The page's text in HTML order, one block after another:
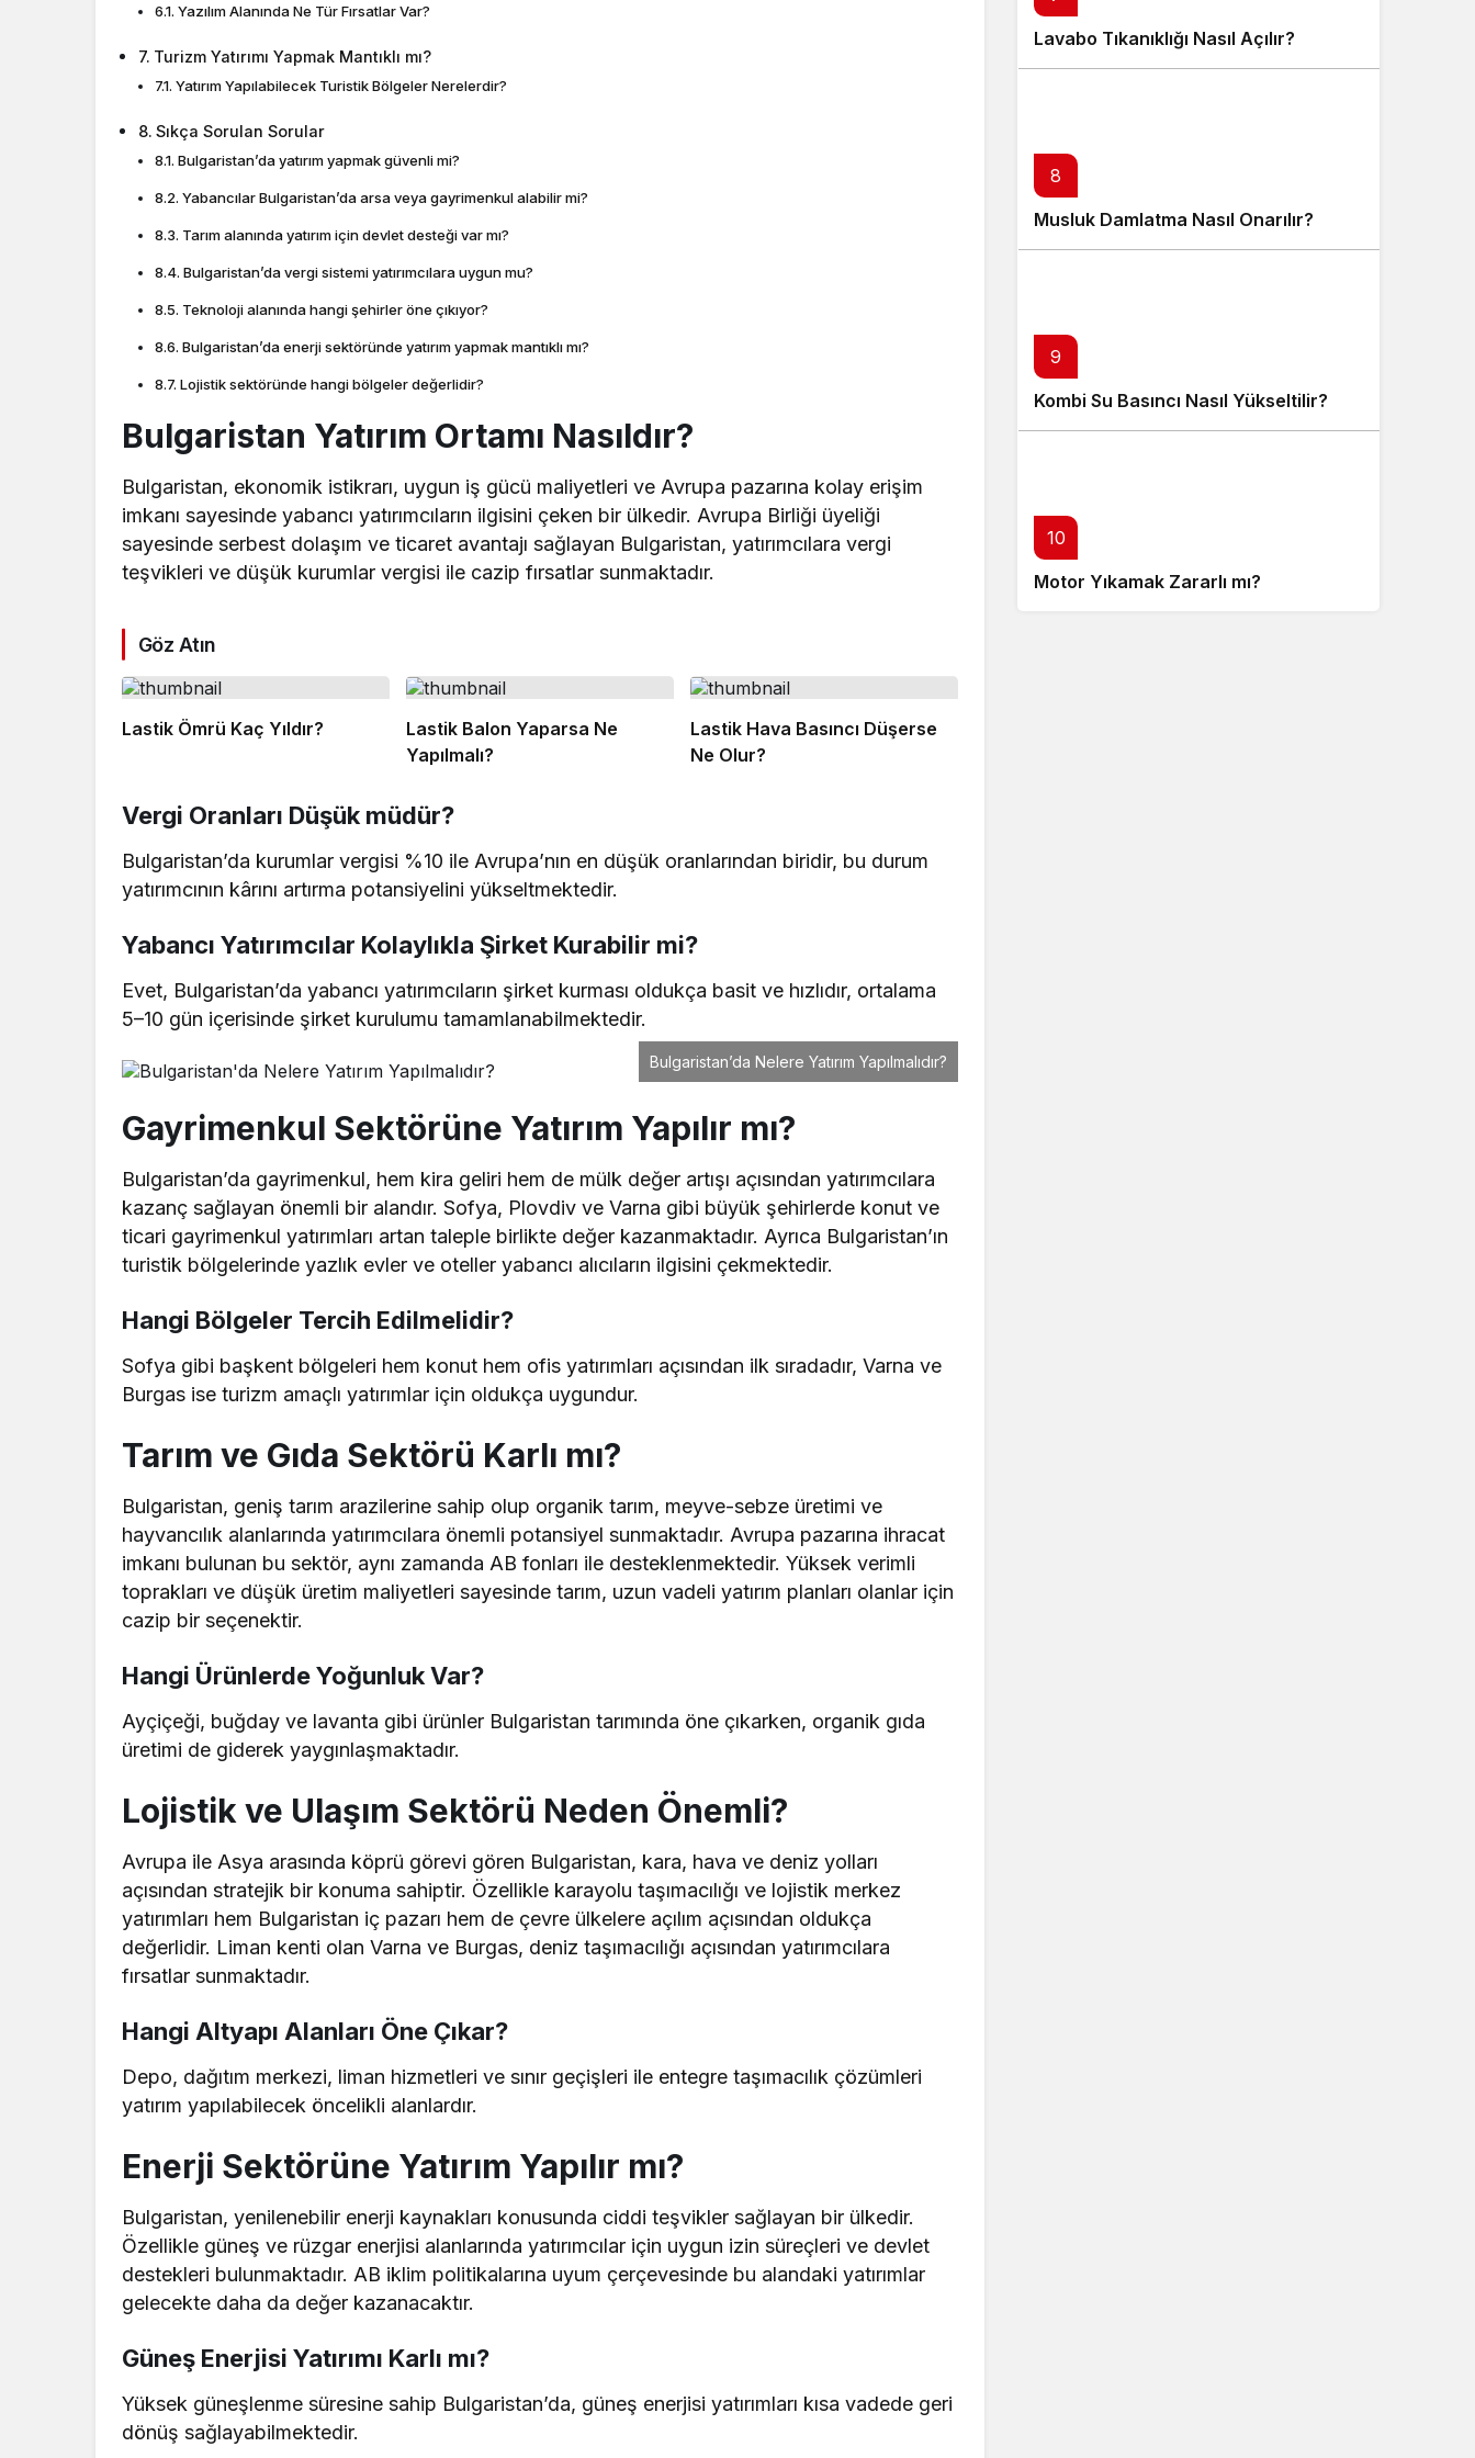
Yazılım Alanında Ne Tür Fırsatlar Var?
Turizm Yatırımı Yapmak Mantıklı mı?
Yatırım Yapılabilecek Turistik Bölgeler Nerelerdir?
Sıkça Sorulan Sorular
Bulgaristan’da yatırım yapmak güvenli mi?
Yabancılar Bulgaristan’da arsa veya gayrimenkul alabilir mi?
Tarım alanında yatırım için devlet desteği var mı?
Bulgaristan’da vergi sistemi yatırımcılara uygun mu?
Teknoloji alanında hangi şehirler öne çıkıyor?
Bulgaristan’da enerji sektöründe yatırım yapmak mantıklı mı?
Lojistik sektöründe hangi bölgeler değerlidir?
Bulgaristan Yatırım Ortamı Nasıldır?
Bulgaristan, ekonomik istikrarı, uygun iş gücü maliyetleri ve Avrupa pazarına kolay erişim
imkanı sayesinde yabancı yatırımcıların ilgisini çeken bir ülkedir. Avrupa Birliği üyeliği
sayesinde serbest dolaşım ve ticaret avantajı sağlayan Bulgaristan, yatırımcılara vergi
teşvikleri ve düşük kurumlar vergisi ile cazip fırsatlar sunmaktadır.
Göz Atın
Lastik Ömrü Kaç Yıldır?
Lastik Balon Yaparsa Ne
Yapılmalı?
Lastik Hava Basıncı Düşerse
Ne Olur?
Vergi Oranları Düşük müdür?
Bulgaristan’da kurumlar vergisi %10 ile Avrupa’nın en düşük oranlarından biridir, bu durum
yatırımcının kârını artırma potansiyelini yükseltmektedir.
Yabancı Yatırımcılar Kolaylıkla Şirket Kurabilir mi?
Evet, Bulgaristan’da yabancı yatırımcıların şirket kurması oldukça basit ve hızlıdır, ortalama
5–10 gün içerisinde şirket kurulumu tamamlanabilmektedir.
Bulgaristan’da Nelere Yatırım Yapılmalıdır?
Gayrimenkul Sektörüne Yatırım Yapılır mı?
Bulgaristan’da gayrimenkul, hem kira geliri hem de mülk değer artışı açısından yatırımcılara
kazanç sağlayan önemli bir alandır. Sofya, Plovdiv ve Varna gibi büyük şehirlerde konut ve
ticari gayrimenkul yatırımları artan taleple birlikte değer kazanmaktadır. Ayrıca Bulgaristan’ın
turistik bölgelerinde yazlık evler ve oteller yabancı alıcıların ilgisini çekmektedir.
Hangi Bölgeler Tercih Edilmelidir?
Sofya gibi başkent bölgeleri hem konut hem ofis yatırımları açısından ilk sıradadır, Varna ve
Burgas ise turizm amaçlı yatırımlar için oldukça uygundur.
Tarım ve Gıda Sektörü Karlı mı?
Bulgaristan, geniş tarım arazilerine sahip olup organik tarım, meyve-sebze üretimi ve
hayvancılık alanlarında yatırımcılara önemli potansiyel sunmaktadır. Avrupa pazarına ihracat
imkanı bulunan bu sektör, aynı zamanda AB fonları ile desteklenmektedir. Yüksek verimli
toprakları ve düşük üretim maliyetleri sayesinde tarım, uzun vadeli yatırım planları olanlar için
cazip bir seçenektir.
Hangi Ürünlerde Yoğunluk Var?
Ayçiçeği, buğday ve lavanta gibi ürünler Bulgaristan tarımında öne çıkarken, organik gıda
üretimi de giderek yaygınlaşmaktadır.
Lojistik ve Ulaşım Sektörü Neden Önemli?
Avrupa ile Asya arasında köprü görevi gören Bulgaristan, kara, hava ve deniz yolları
açısından stratejik bir konuma sahiptir. Özellikle karayolu taşımacılığı ve lojistik merkez
yatırımları hem Bulgaristan iç pazarı hem de çevre ülkelere açılım açısından oldukça
değerlidir. Liman kenti olan Varna ve Burgas, deniz taşımacılığı açısından yatırımcılara
fırsatlar sunmaktadır.
Hangi Altyapı Alanları Öne Çıkar?
Depo, dağıtım merkezi, liman hizmetleri ve sınır geçişleri ile entegre taşımacılık çözümleri
yatırım yapılabilecek öncelikli alanlardır.
Enerji Sektörüne Yatırım Yapılır mı?
Bulgaristan, yenilenebilir enerji kaynakları konusunda ciddi teşvikler sağlayan bir ülkedir.
Özellikle güneş ve rüzgar enerjisi alanlarında yatırımcılar için uygun izin süreçleri ve devlet
destekleri bulunmaktadır. AB iklim politikalarına uyum çerçevesinde bu alandaki yatırımlar
gelecekte daha da değer kazanacaktır.
Güneş Enerjisi Yatırımı Karlı mı?
Yüksek güneşlenme süresine sahip Bulgaristan’da, güneş enerjisi yatırımları kısa vadede geri
dönüş sağlayabilmektedir.
Lavabo Tıkanıklığı Nasıl Açılır?
8
Musluk Damlatma Nasıl Onarılır?
9
Kombi Su Basıncı Nasıl Yükseltilir?
10
Motor Yıkamak Zararlı mı?